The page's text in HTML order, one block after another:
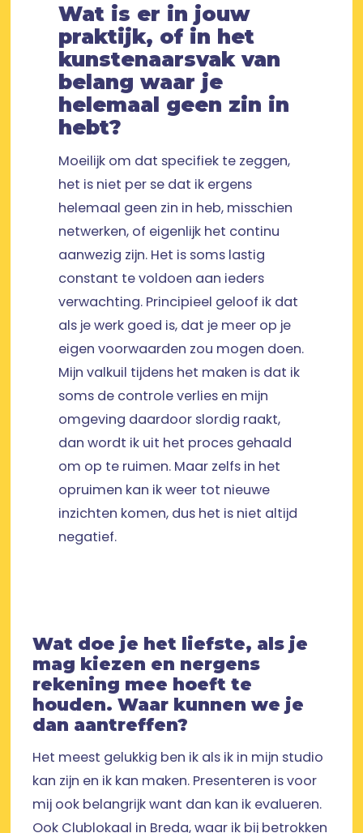
Wat is er in jouw
praktijk, of in het
kunstenaarsvak van
belang waar je
helemaal geen zin in
hebt?
Moeilijk om dat specifiek te zeggen,
het is niet per se dat ik ergens
helemaal geen zin in heb, misschien
netwerken, of eigenlijk het continu
aanwezig zijn. Het is soms lastig
constant te voldoen aan ieders
verwachting. Principieel geloof ik dat
als je werk goed is, dat je meer op je
eigen voorwaarden zou mogen doen.
Mijn valkuil tijdens het maken is dat ik
soms de controle verlies en mijn
omgeving daardoor slordig raakt,
dan wordt ik uit het proces gehaald
om op te ruimen. Maar zelfs in het
opruimen kan ik weer tot nieuwe
inzichten komen, dus het is niet altijd
negatief.
Wat doe je het liefste, als je
mag kiezen en nergens
rekening mee hoeft te
houden. Waar kunnen we je
dan aantreffen?
Het meest gelukkig ben ik als ik in mijn studio
kan zijn en ik kan maken. Presenteren is voor
mij ook belangrijk want dan kan ik evalueren.
Ook Clublokaal in Breda, waar ik bij betrokken